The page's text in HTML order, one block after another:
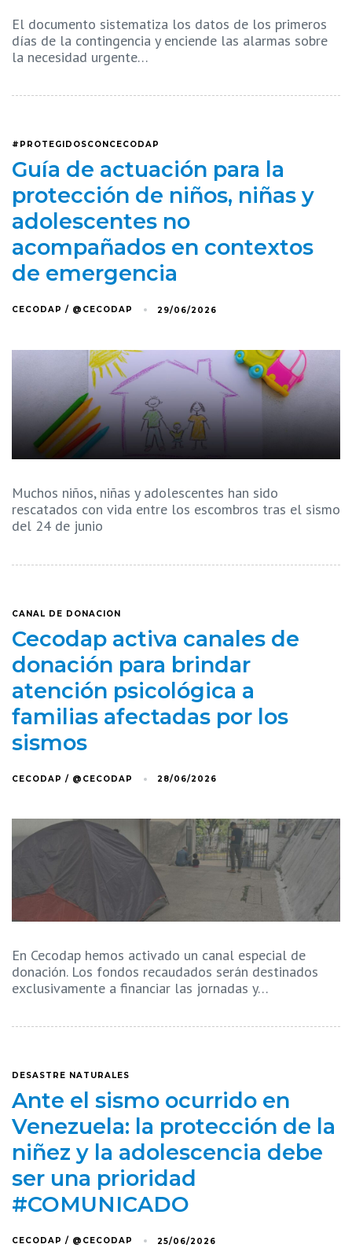
El documento sistematiza los datos de los primeros
días de la contingencia y enciende las alarmas sobre
la necesidad urgente…
#PROTEGIDOSCONCECODAP
Guía de actuación para la
protección de niños, niñas y
adolescentes no
acompañados en contextos
de emergencia
CECODAP / @CECODAP 29/06/2026
Muchos niños, niñas y adolescentes han sido
rescatados con vida entre los escombros tras el sismo
del 24 de junio
CANAL DE DONACION
Cecodap activa canales de
donación para brindar
atención psicológica a
familias afectadas por los
sismos
CECODAP / @CECODAP 28/06/2026
En Cecodap hemos activado un canal especial de
donación. Los fondos recaudados serán destinados
exclusivamente a financiar las jornadas y…
DESASTRE NATURALES
Ante el sismo ocurrido en
Venezuela: la protección de la
niñez y la adolescencia debe
ser una prioridad
#COMUNICADO
CECODAP / @CECODAP 25/06/2026